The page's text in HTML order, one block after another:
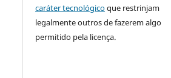
caráter tecnológicoque restrinjam
legalmente outros de fazerem algo
permitido pela licença.